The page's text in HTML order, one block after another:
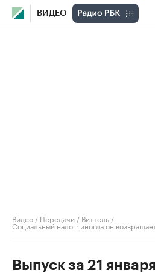
ВИДЕО
Видео / Передачи / Виттель /
Социальный налог: иногда он
Выпуск за 21